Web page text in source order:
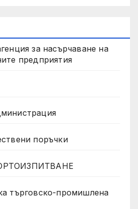
за насърчаване на
предприятия
поръчки
търговско-промишлена